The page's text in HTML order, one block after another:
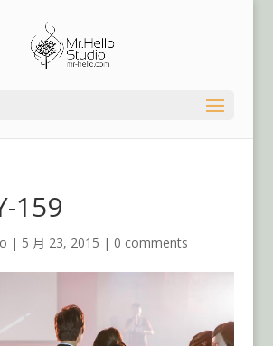
159
| 5 月 23, 2015 | 0 comments